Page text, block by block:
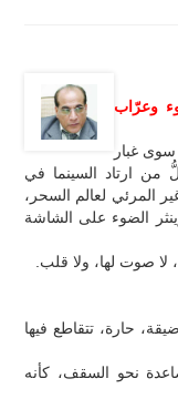
وعرّاب
غبار
من ارتاد السينما في
المرئي لعالم السحر،
الضوء على الشاشة
لا صوت لها، ولا قلب.
حارة، تتقاطع فيها
نحو السقف، كأنه